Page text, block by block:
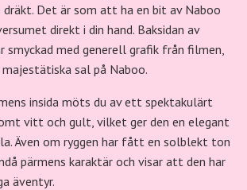
Det är som att ha en bit av Naboo
direkt i din hand. Baksidan av
smyckad med generell grafik från filmen,
sal på Naboo.
insida möts du av ett spektakulärt
vitt och gult, vilket ger den en elegant
Även om ryggen har fått en solblekt ton
pärmens karaktär och visar att den har
äventyr.